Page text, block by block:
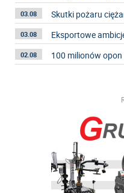
03.08 Skutki pożaru
03.08 Eksportowe
02.08 100 milionów